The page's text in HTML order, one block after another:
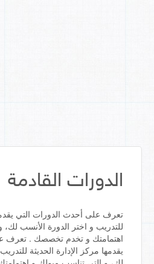
الدورات القادمة
تعرف على أحدث الدورات التي
للتدريب و اختر الدورة الأنسب
اهتمامتك و تخدم تخصصك . تعرف
يقدمها مركز الإدارة الحديثة